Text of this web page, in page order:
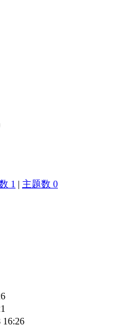
1 | 主题数 0
16:26